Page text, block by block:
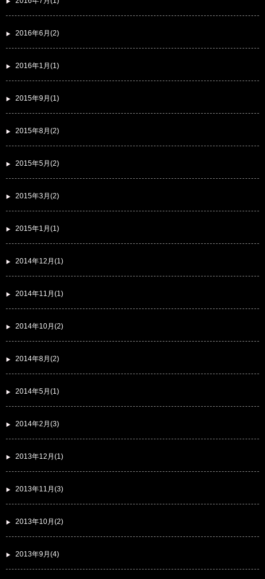
2016年6月(2)
2016年1月(1)
2015年9月(1)
2015年8月(2)
2015年5月(2)
2015年3月(2)
2015年1月(1)
2014年12月(1)
2014年11月(1)
2014年10月(2)
2014年8月(2)
2014年5月(1)
2014年2月(3)
2013年12月(1)
2013年11月(3)
2013年10月(2)
2013年9月(4)